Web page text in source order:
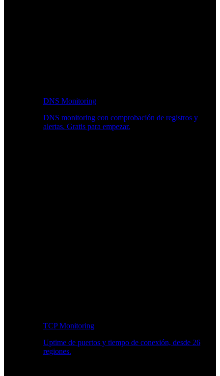
DNS Monitoring
DNS monitoring con comprobación de registros y
alertas. Gratis para empezar.
TCP Monitoring
Uptime de puertos y tiempo de conexión, desde 26
regiones.